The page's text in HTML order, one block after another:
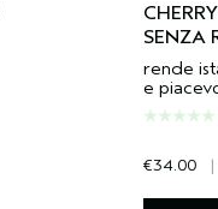
SENZA
rende
e
€34.00 |